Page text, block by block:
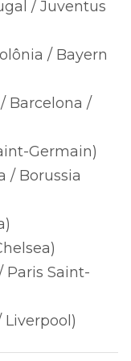
/ Juventus
/ Bayern
Barcelona /
Germain)
/ Borussia
Saint-